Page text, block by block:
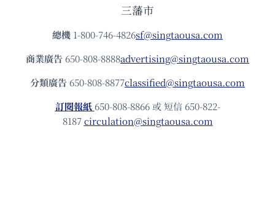
三藩市
總機 1-800-746-4826sf@singtaousa.com
商業廣告 650-808-8888advertising@singtaousa.com
分類廣告 650-808-8877classified@singtaousa.com
訂閱報紙 650-808-8866 或 短信 650-822-
8187circulation@singtaousa.com